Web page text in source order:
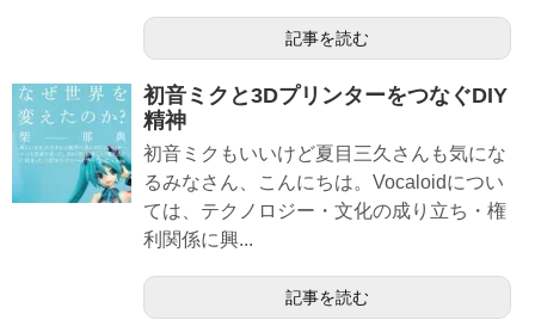
記事を読む
初音ミクと3DプリンターをつなぐDIY
精神
初音ミクもいいけど夏目三久さんも気にな
るみなさん、こんにちは。Vocaloidについ
ては、テクノロジー・文化の成り立ち・権
利関係に興...
記事を読む